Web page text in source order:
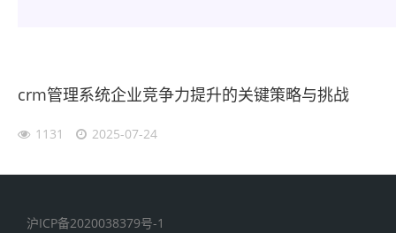
crm管理系统企业竞争力提升的关键策略与挑战
1131 2025-07-24
沪ICP备2020038379号-1